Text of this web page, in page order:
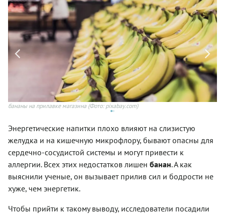
бананы на прилавке магазина (Фото: pixabay.com)
Энергетические напитки плохо влияют на слизистую
желудка и на кишечную микрофлору, бывают опасны для
сердечно-сосудистой системы и могут привести к
аллергии. Всех этих недостатков лишен банан. А как
выяснили ученые, он вызывает прилив сил и бодрости не
хуже, чем энергетик.
Чтобы прийти к такому выводу, исследователи посадили